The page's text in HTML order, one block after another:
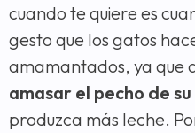
cuando te quiere es
gesto que los gatos
amamantados, ya que
amasar el pecho de
produzca más leche.